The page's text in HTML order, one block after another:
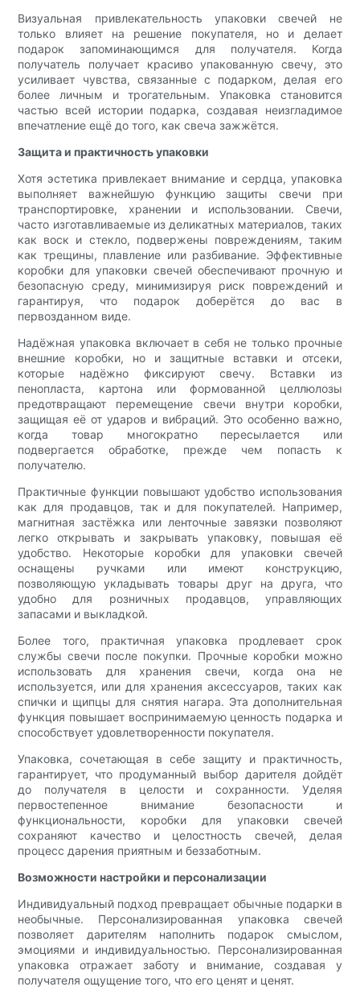
Визуальная привлекательность упаковки свечей не
только влияет на решение покупателя, но и делает
подарок запоминающимся для получателя. Когда
получатель получает красиво упакованную свечу, это
усиливает чувства, связанные с подарком, делая его
более личным и трогательным. Упаковка становится
частью всей истории подарка, создавая неизгладимое
впечатление ещё до того, как свеча зажжётся.
Защита и практичность упаковки
Хотя эстетика привлекает внимание и сердца, упаковка
выполняет важнейшую функцию защиты свечи при
транспортировке, хранении и использовании. Свечи,
часто изготавливаемые из деликатных материалов, таких
как воск и стекло, подвержены повреждениям, таким
как трещины, плавление или разбивание. Эффективные
коробки для упаковки свечей обеспечивают прочную и
безопасную среду, минимизируя риск повреждений и
гарантируя, что подарок доберётся до вас в
первозданном виде.
Надёжная упаковка включает в себя не только прочные
внешние коробки, но и защитные вставки и отсеки,
которые надёжно фиксируют свечу. Вставки из
пенопласта, картона или формованной целлюлозы
предотвращают перемещение свечи внутри коробки,
защищая её от ударов и вибраций. Это особенно важно,
когда товар многократно пересылается или
подвергается обработке, прежде чем попасть к
получателю.
Практичные функции повышают удобство использования
как для продавцов, так и для покупателей. Например,
магнитная застёжка или ленточные завязки позволяют
легко открывать и закрывать упаковку, повышая её
удобство. Некоторые коробки для упаковки свечей
оснащены ручками или имеют конструкцию,
позволяющую укладывать товары друг на друга, что
удобно для розничных продавцов, управляющих
запасами и выкладкой.
Более того, практичная упаковка продлевает срок
службы свечи после покупки. Прочные коробки можно
использовать для хранения свечи, когда она не
используется, или для хранения аксессуаров, таких как
спички и щипцы для снятия нагара. Эта дополнительная
функция повышает воспринимаемую ценность подарка и
способствует удовлетворенности покупателя.
Упаковка, сочетающая в себе защиту и практичность,
гарантирует, что продуманный выбор дарителя дойдёт
до получателя в целости и сохранности. Уделяя
первостепенное внимание безопасности и
функциональности, коробки для упаковки свечей
сохраняют качество и целостность свечей, делая
процесс дарения приятным и беззаботным.
Возможности настройки и персонализации
Индивидуальный подход превращает обычные подарки в
необычные. Персонализированная упаковка свечей
позволяет дарителям наполнить подарок смыслом,
эмоциями и индивидуальностью. Персонализированная
упаковка отражает заботу и внимание, создавая у
получателя ощущение того, что его ценят и ценят.